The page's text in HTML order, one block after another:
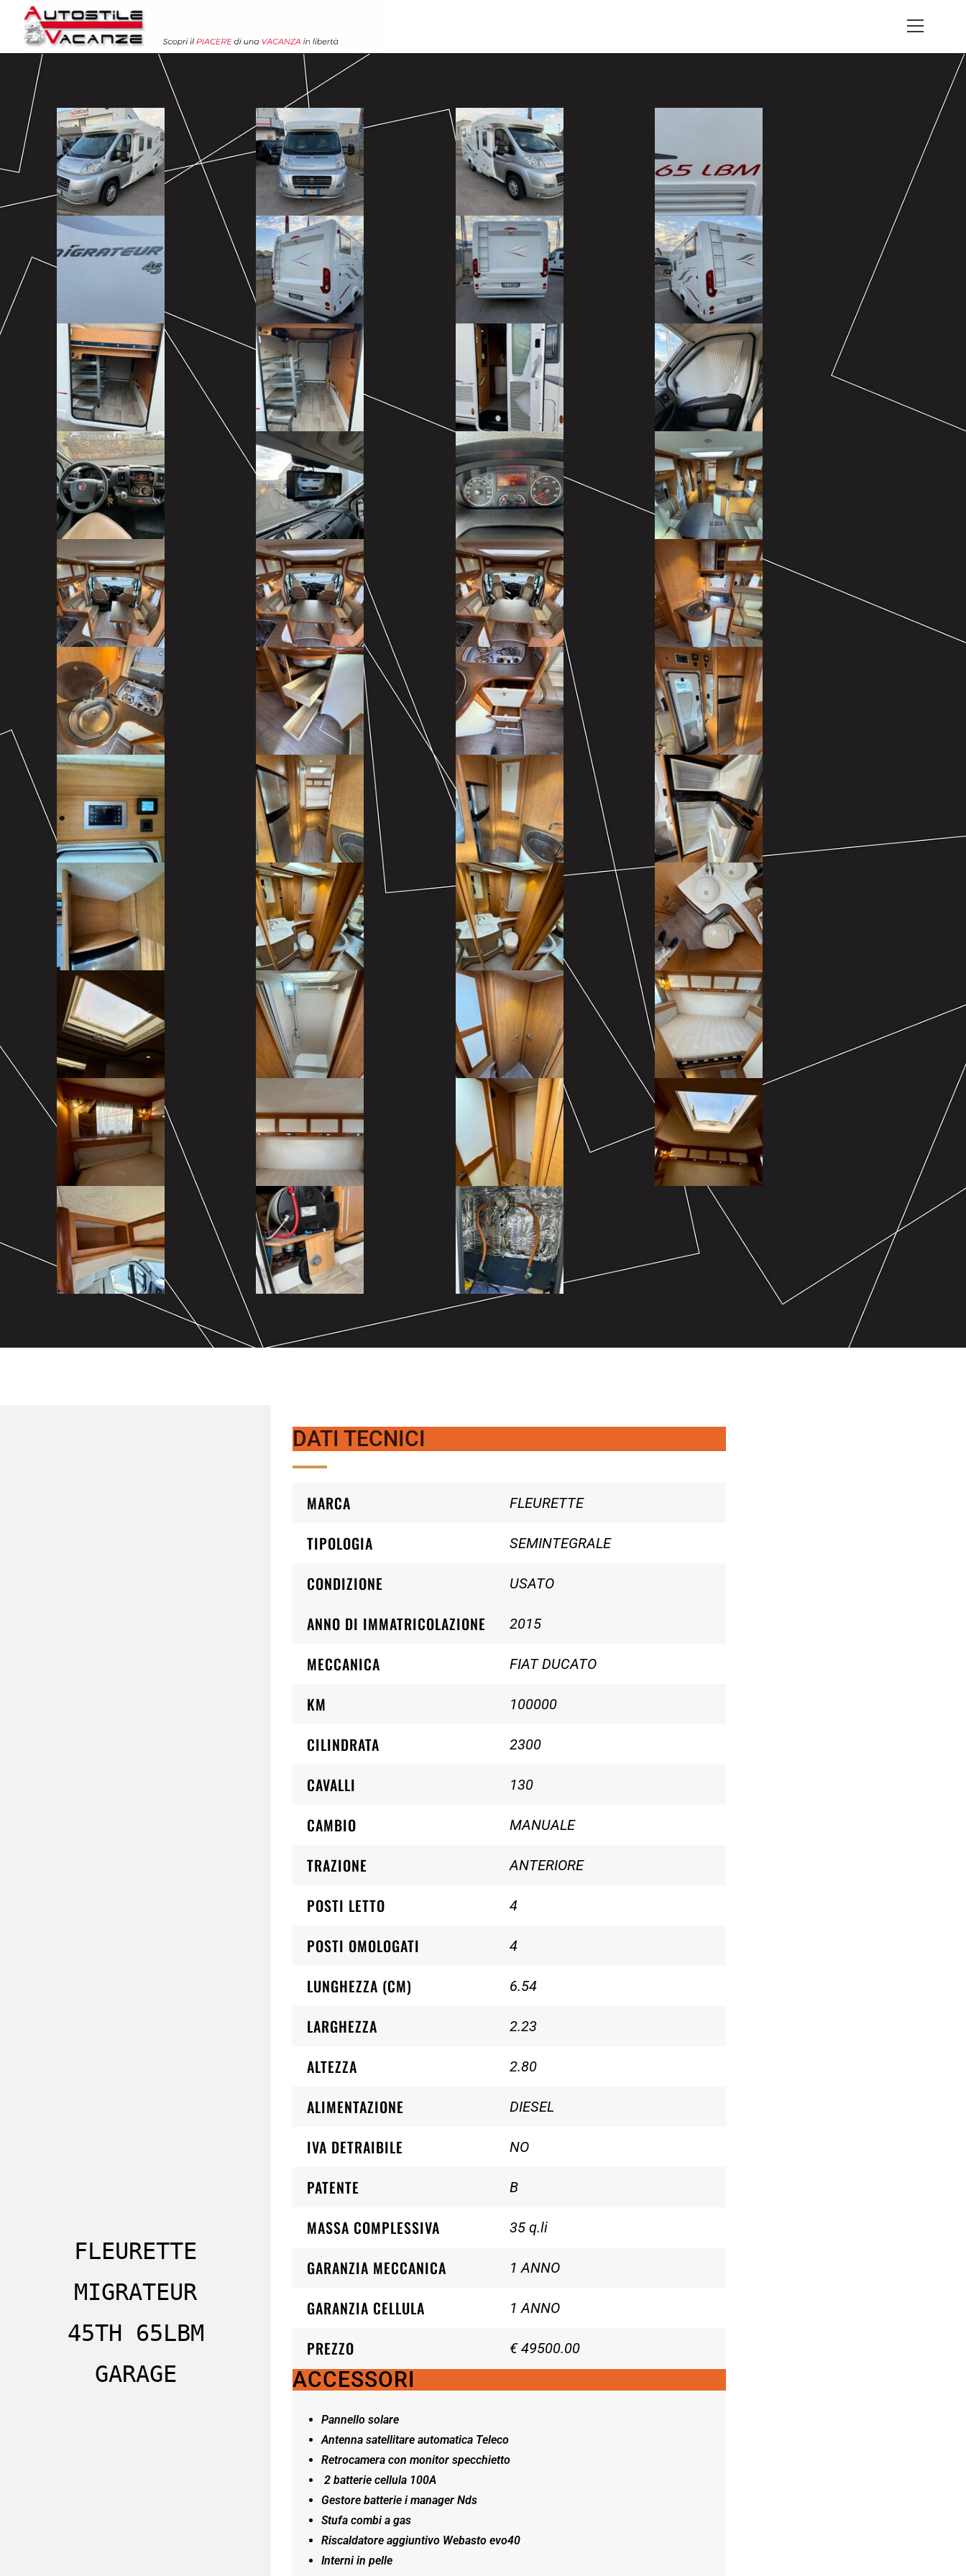
FLEURETTE
MIGRATEUR
45TH 65LBM
GARAGE
DATI TECNICI
MARCA FLEURETTE
TIPOLOGIA SEMINTEGRALE
CONDIZIONE USATO
ANNO DI IMMATRICOLAZIONE 2015
MECCANICA FIAT DUCATO
KM 100000
CILINDRATA 2300
CAVALLI 130
CAMBIO MANUALE
TRAZIONE ANTERIORE
POSTI LETTO 4
POSTI OMOLOGATI 4
LUNGHEZZA (CM) 6.54
LARGHEZZA 2.23
ALTEZZA 2.80
ALIMENTAZIONE DIESEL
IVA DETRAIBILE NO
PATENTE B
MASSA COMPLESSIVA 35 q.li
GARANZIA MECCANICA 1 ANNO
GARANZIA CELLULA 1 ANNO
PREZZO € 49500.00
ACCESSORI
Pannello solare
Antenna satellitare automatica Teleco
Retrocamera con monitor specchietto
2 batterie cellula 100A
Gestore batterie i manager Nds
Stufa combi a gas
Riscaldatore aggiuntivo Webasto evo40
Interni in pelle